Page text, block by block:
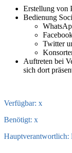
Erstellung von
Bedienung
Twitter
Auftreten bei
sich dort
Verfügbar: x
Benötigt: x
Hauptverantwortlich: